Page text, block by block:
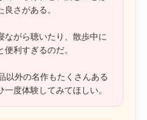
良さがある。
ながら聴いたり、散歩中に
便利すぎるのだ。
以外の名作もたくさんある
一度体験してみてほしい。